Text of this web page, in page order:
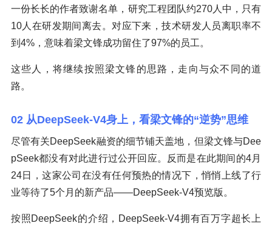
一份长长的作者致谢名单，研究工程团队约270人中，只有
10人在研发期间离去。对应下来，技术研发人员离职率不
到4%，意味着梁文锋成功留住了97%的员工。
这些人，将继续按照梁文锋的思路，走向与众不同的道
路。
02 从DeepSeek-V4身上，看梁文锋的“逆势”思维
尽管有关DeepSeek融资的细节铺天盖地，但梁文锋与Dee
pSeek都没有对此进行过公开回应。反而是在此期间的4月
24日，这家公司在没有任何预热的情况下，悄悄上线了行
业等待了5个月的新产品——DeepSeek-V4预览版。
按照DeepSeek的介绍，DeepSeek-V4拥有百万字超长上